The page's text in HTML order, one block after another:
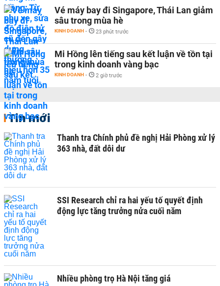
Vé máy bay đi Singapore, Thái Lan giảm
sâu trong mùa hè
KINH DOANH - 23 phút trước
Mi Hồng lên tiếng sau kết luận về tồn tại
trong kinh doanh vàng bạc
KINH DOANH - 2 giờ trước
Tin mới
Thanh tra Chính phủ đề nghị Hải Phòng xử lý
363 nhà, đất dôi dư
SSI Research chỉ ra hai yếu tố quyết định
động lực tăng trưởng nửa cuối năm
Nhiều phòng trọ Hà Nội tăng giá